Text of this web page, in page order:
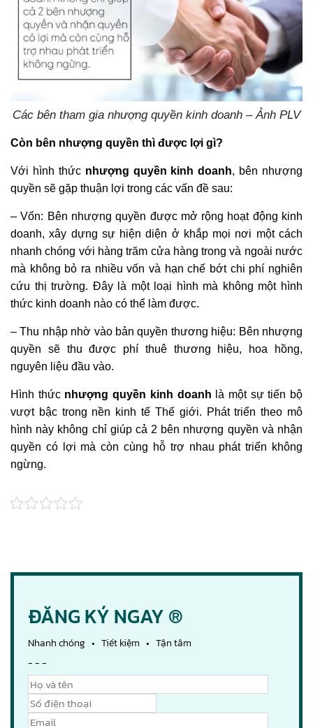
Các bên tham gia nhượng quyền kinh doanh – Ảnh PLV
Còn bên nhượng quyền thì được l ợi gì?
Với hình thức nhượng quyền kinh doanh, bên nhượng
quyền sẽ gặp thuận lợi trong các vấn đề sau:
– Vốn: Bên nhượng quyền được mở rộng hoạt động kinh
doanh, xây dựng sự hiện diện ở khắp mọi nơi một cách
nhanh chóng với hàng trăm cửa hàng trong và ngoài nước
mà không bỏ ra nhiều vốn và hạn chế bớt chi phí nghiên
cứu thị trường. Đây là một loại hình mà không một hình
thức kinh doanh nào có thể làm được.
– Thu nhập nhờ vào bản quyền thương hiệu: Bên nhượng
quyền sẽ thu được phí thuê thương hiệu, hoa hồng,
nguyên liệu đầu vào.
Hình thức nhượng quyền kinh doanh là một sự tiến bộ
vượt bậc trong nền kinh tế Thế giới. Phát triển theo mô
hình này không chỉ giúp cả 2 bên nhượng quyền và nhận
quyền có lợi mà còn cùng hỗ trợ nhau phát triển không
ngừng.
ĐĂNG KÝ NGAY ®
Nhanh chóng • Tiết kiệm • Tận tâm
- - -